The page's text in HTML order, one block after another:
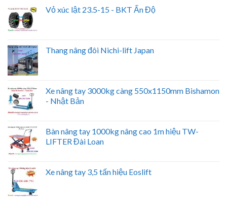
Vỏ xúc lật 23.5-15 - BKT Ấn Độ
Thang nâng đôi Nichi-lift Japan
Xe nâng tay 3000kg càng 550x1150mm Bishamon
- Nhật Bản
Bàn nâng tay 1000kg nâng cao 1m hiệu TW-
LIFTER Đài Loan
Xe nâng tay 3,5 tấn hiệu Eoslift